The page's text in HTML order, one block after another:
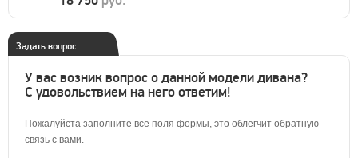
Задать вопрос
У вас возник вопрос о данной модели дивана?
С удовольствием на него ответим!
Пожалуйста заполните все поля формы, это облегчит обратную
связь с вами.